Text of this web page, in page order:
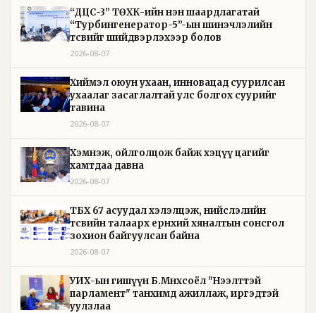
“ДЦС-3” ТӨХК-ийн нэн шаардлагатай
“Турбингенератор-5”-ын шинэчлэлийн
төсвийг шийдвэрлэхээр болов
2026-08-07
Хиймэл оюун ухаан, инновацад суурилсан
ухаалаг засаглалтай улс болгох суурийг
тавина
2026-08-07
Хэмнэж, ойлголцож байж хэцүү цагийг
хамтдаа давна
2026-08-07
ТБХ 67 асуудал хэлэлцэж, нийслэлийн
төсвийн талаарх ерөнхий хяналтын сонсгол
зохион байгуулсан байна
2026-08-07
УИХ-ын гишүүн Б.Мөнхсоёл "Нээлттэй
парламент" танхимд ажиллаж, иргэдтэй
уулзлаа